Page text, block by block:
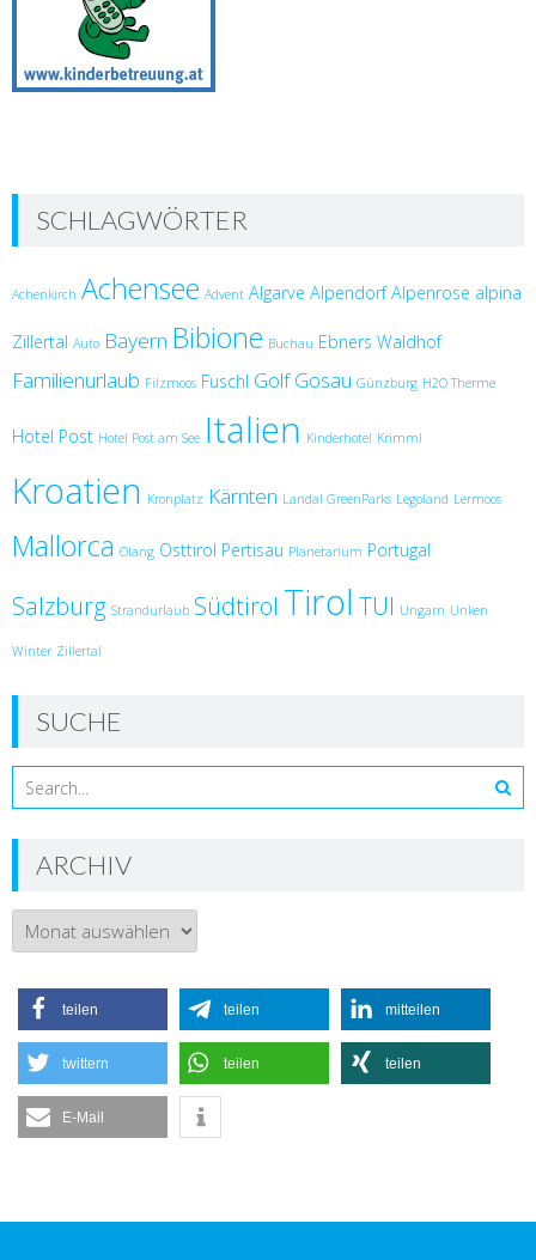
SCHLAGWÖRTER
Achenkirch Achensee Advent Algarve Alpendorf Alpenrose alpina
Zillertal Auto Bayern Bibione Buchau Ebners Waldhof
Familienurlaub Filzmoos Fuschl Golf Gosau Günzburg H2O Therme
Hotel Post Hotel Post am See Italien Kinderhotel Krimml
Kroatien Kronplatz Kärnten Landal GreenParks Legoland Lermoos
Mallorca Olang Osttirol Pertisau Planetarium Portugal
Salzburg Strandurlaub Südtirol Tirol TUI Ungarn Unken
Winter Zillertal
SUCHE
ARCHIV
Archiv
teilen teilen mitteilen
twittern teilen teilen
E-Mail